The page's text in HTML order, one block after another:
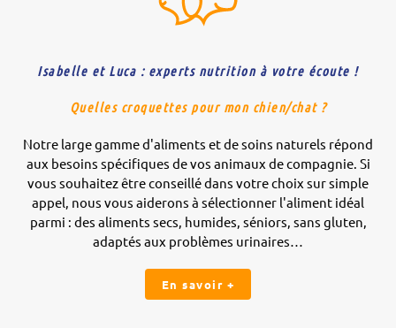
Isabelle et Luca : experts nutrition à votre écoute !
Quelles croquettes pour mon chien/chat ?
Notre large gamme d'aliments et de soins naturels répond
aux besoins spécifiques de vos animaux de compagnie. Si
vous souhaitez être conseillé dans votre choix sur simple
appel, nous vous aiderons à sélectionner l'aliment idéal
parmi : des aliments secs, humides, séniors, sans gluten,
adaptés aux problèmes urinaires…
En savoir +